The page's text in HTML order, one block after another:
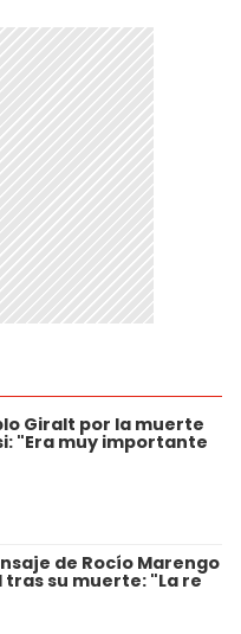
Giralt por la muerte
"Era muy importante
de Rocío Marengo
tras su muerte: "La re